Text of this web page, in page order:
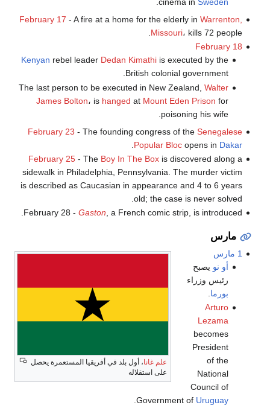
February 17 - A fire at a home for the elderly in Warrenton,
Missouri، kills 72 people.
February 18
Kenyan rebel leader Dedan Kimathi is executed by the
British colonial government.
The last person to be executed in New Zealand,Walter
James Bolton، is hanged at Mount Eden Prison for
poisoning his wife.
February 23 - The founding congress of the Senegalese
Popular Blocopens in Dakar
February 25- The Boy In The Boxis discovered along a
sidewalk in Philadelphia, Pennsylvania. The murder victim
is described as Caucasian in appearance and 4 to 6 years
old; the case is never solved.
February 28 - Gaston, a French comic strip, is introduced.
مارس
علم غانا، أول بلد في أفريقيا المستعمرة يحصل
على استقلاله
1 مارس
أو نو يصبح
رئيس وزراء
بورما
Arturo
Lezama
becomes
President
of the
National
Council of
Government of Uruguay
.